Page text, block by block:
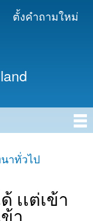
ตั้งคำถามใหม่
าทั่วไป
เเต่เข้า
า